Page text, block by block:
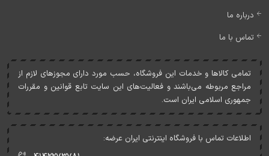
درباره ما
تماس با ما
تمامی کالاها و خدمات اين فروشگاه، حسب مورد دارای مجوزهای لازم از
مراجع مربوطه می‌باشند و فعاليت‌های اين سايت تابع قوانين و مقررات
جمهوری اسلامی ايران است.
اطلاعات تماس با فروشگاه اینترنتی ایران عرضه: